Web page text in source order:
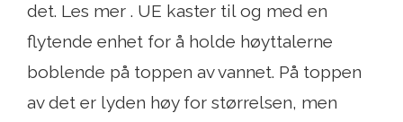
det. Les mer . UE kaster til og med en
flytende enhet for å holde høyttalerne
boblende på toppen av vannet. På toppen
av det er lyden høy for størrelsen, men